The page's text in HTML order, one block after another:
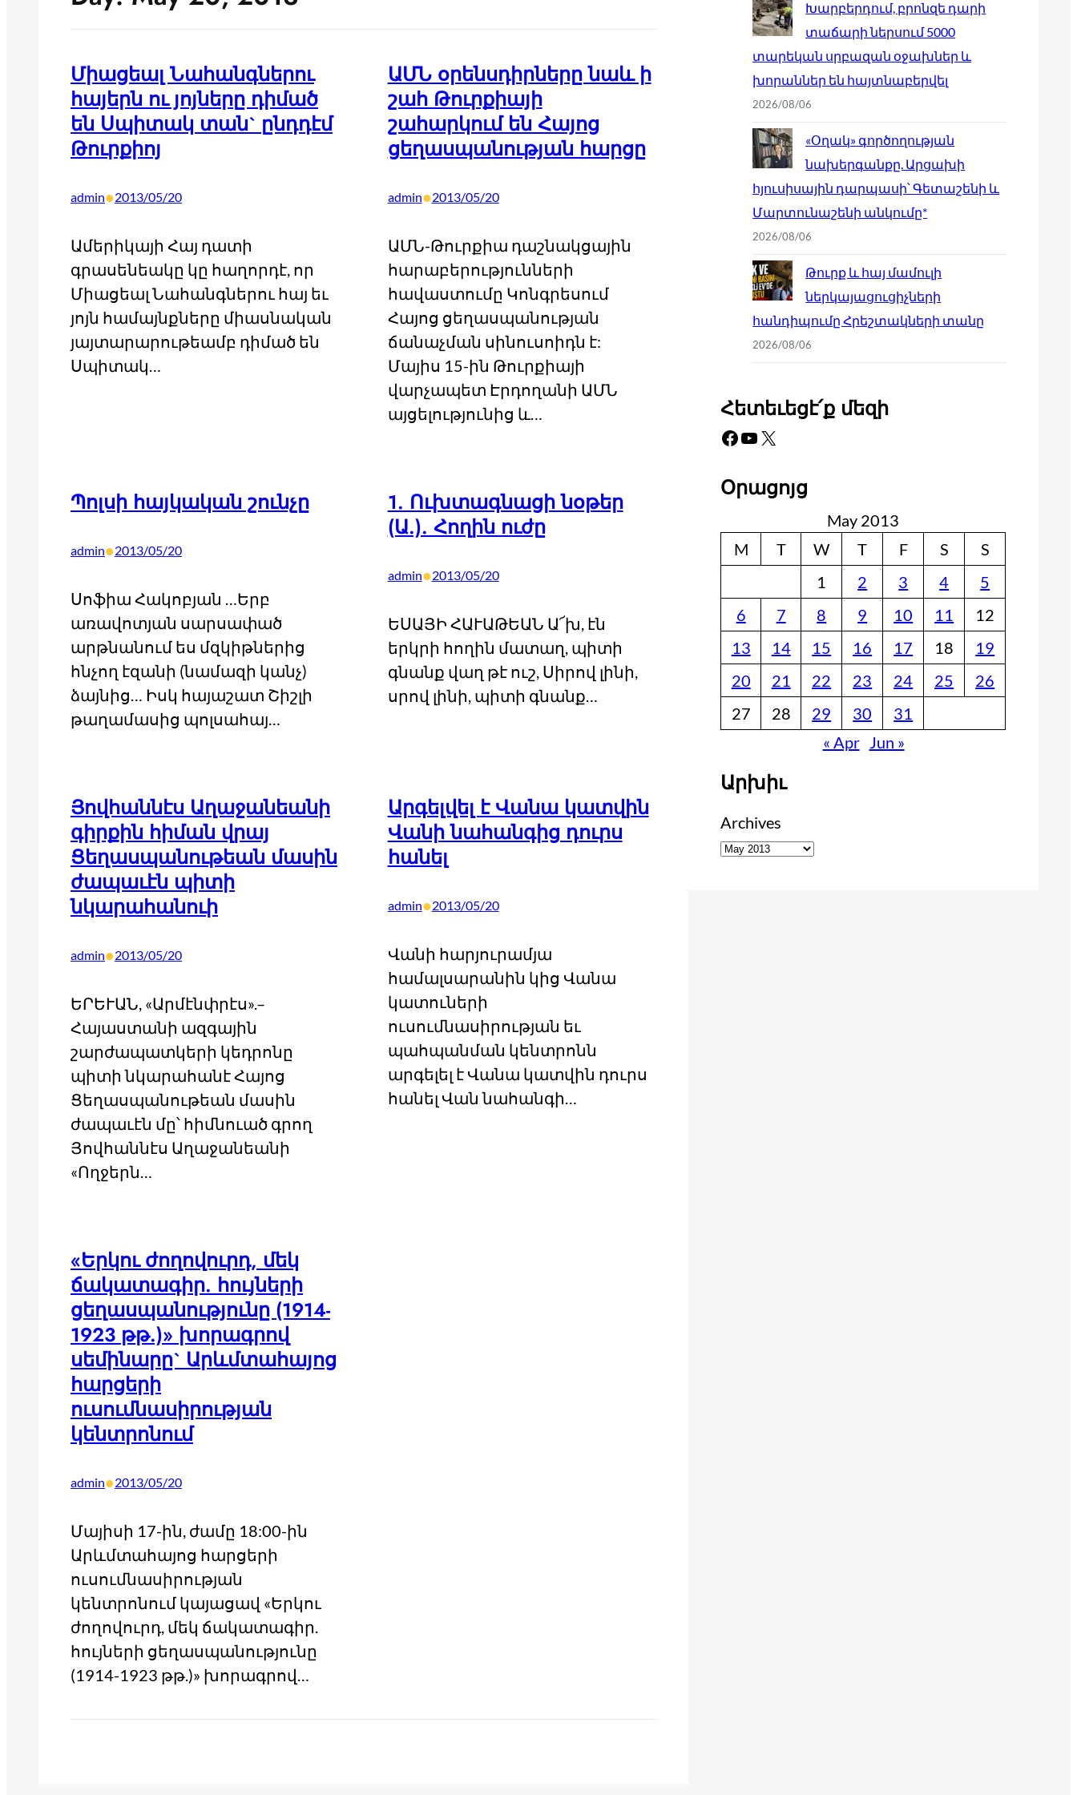
Միացեալ Նահանգներու
հայերն ու յոյները դիմած
են Սպիտակ տան` ընդդէմ
Թուրքիոյ
admin•2013/05/20
Ամերիկայի Հայ դատի
գրասենեակը կը հաղորդէ, որ
Միացեալ Նահանգներու հայ եւ
յոյն համայնքները միասնական
յայտարարութեամբ դիմած են
Սպիտակ…
ԱՄՆ օրենսդիրները նաև ի
շահ Թուրքիայի
շահարկում են Հայոց
ցեղասպանության հարցը
admin•2013/05/20
ԱՄՆ-Թուրքիա դաշնակցային
հարաբերությունների
հավաստումը Կոնգրեսում
Հայոց ցեղասպանության
ճանաչման սինուսոիդն է:
Մայիս 15-ին Թուրքիայի
վարչապետ Էրդողանի ԱՄՆ
այցելությունից և…
Պոլսի հայկական շունչը
admin•2013/05/20
Սոֆիա Հակոբյան …Երբ
առավոտյան սարսափած
արթնանում ես մզկիթներից
հնչող էզանի (նամազի կանչ)
ձայնից… Իսկ հայաշատ Շիշլի
թաղամասից պոլսահայ…
1. Ուխտագնացի նօթեր
(Ա.). Հողին ուժը
admin•2013/05/20
ԵՍԱՅԻ ՀԱՒԱԹԵԱՆ Ա՜խ, էն
երկրի հողին մատաղ, պիտի
գնանք վաղ թէ ուշ, Սիրով լինի,
սրով լինի, պիտի գնանք…
Յովհաննէս Աղաջանեանի
գիրքին հիման վրայ
Ցեղասպանութեան մասին
ժապաւէն պիտի
նկարահանուի
admin•2013/05/20
ԵՐԵՒԱՆ, «Արմէնփրէս».–
Հայաստանի ազգային
շարժապատկերի կեդրոնը
պիտի նկարահանէ Հայոց
Ցեղասպանութեան մասին
ժապաւէն մը՝ հիմնուած գրող
Յովհաննէս Աղաջանեանի
«Ողջերն…
Արգելվել է Վանա կատվին
Վանի նահանգից դուրս
հանել
admin•2013/05/20
Վանի հարյուրամյա
համալսարանին կից Վանա
կատուների
ուսումնասիրության եւ
պահպանման կենտրոնն
արգելել է Վանա կատվին դուրս
հանել Վան նահանգի…
«Երկու ժողովուրդ, մեկ
ճակատագիր. հույների
ցեղասպանությունը (1914-
1923 թթ.)» խորագրով
սեմինարը` Արևմտահայոց
հարցերի
ուսումնասիրության
կենտրոնում
admin•2013/05/20
Մայիսի 17-ին, ժամը 18:00-ին
Արևմտահայոց հարցերի
ուսումնասիրության
կենտրոնում կայացավ «Երկու
ժողովուրդ, մեկ ճակատագիր.
հույների ցեղասպանությունը
(1914-1923 թթ.)» խորագրով…
Խարբերդում, բրոնզե դարի
տաճարի ներսում 5000
տարեկան սրբազան օջախներ և
խորաններ են հայտնաբերվել
2026/08/06
«Օղակ» գործողության
նախերգանքը. Արցախի
հյուսիսային դարպասի՝ Գետաշենի և
Մարտունաշենի անկումը*
2026/08/06
Թուրք և հայ մամուլի
ներկայացուցիչների
հանդիպումը Հրեշտակների տանը
2026/08/06
Հետեւեցէ՛ք մեզի
Facebook YouTube X
Օրացոյց
May 2013
M
T W T F S
S
1
2 3 4
5
6
7 8 9 10 11
12
13
14 15 16 17 18
19
20
21 22 23 24 25
26
27
28 29 30
31
« Apr
Jun »
Արխիւ
Archives